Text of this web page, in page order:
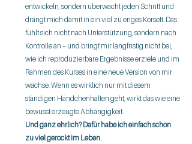
entwickeln, sondern überwacht jeden Schritt und
drängt mich damit in ein viel zu enges Korsett. Das
fühlt sich nicht nach Unterstützung, sondern nach
Kontrolle an – und bringt mir langfristig nicht bei,
wie ich reproduzierbare Ergebnisse erziele und im
Rahmen des Kurses in eine neue Version von mir
wachse. Wenn es wirklich nur mit diesem
ständigen Händchenhalten geht, wirkt das wie eine
bewusst erzeugte Abhängigkeit.
Und ganz ehrlich? Dafür habe ich einfach schon
zu viel gerockt im Leben.